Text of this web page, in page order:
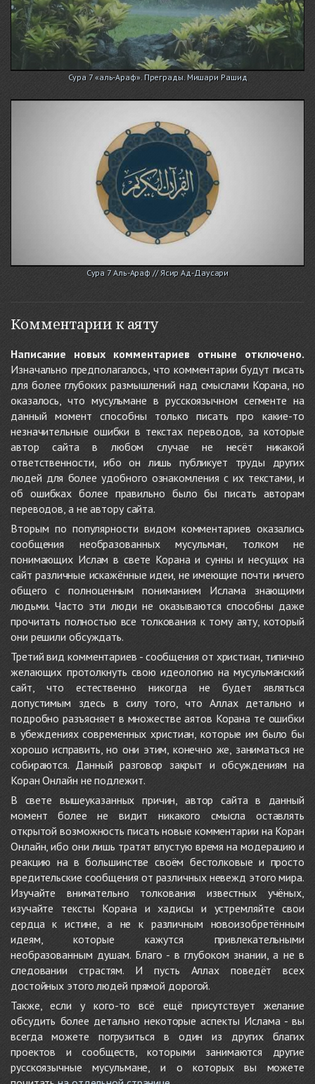
Сура 7 «аль-Араф». Преграды. Мишари Рашид
Сура 7 Аль-Араф // Ясир Ад-Даусари
Комментарии к аяту
Написание новых комментариев отныне отключено.
Изначально предполагалось, что комментарии будут писать
для более глубоких размышлений над смыслами Корана, но
оказалось, что мусульмане в русскоязычном сегменте на
данный момент способны только писать про какие-то
незначительные ошибки в текстах переводов, за которые
автор сайта в любом случае не несёт никакой
ответственности, ибо он лишь публикует труды других
людей для более удобного ознакомления с их текстами, и
об ошибках более правильно было бы писать авторам
переводов, а не автору сайта.
Вторым по популярности видом комментариев оказались
сообщения необразованных мусульман, толком не
понимающих Ислам в свете Корана и сунны и несущих на
сайт различные искажённые идеи, не имеющие почти ничего
общего с полноценным пониманием Ислама знающими
людьми. Часто эти люди не оказываются способны даже
прочитать полностью все толкования к тому аяту, который
они решили обсуждать.
Третий вид комментариев - сообщения от христиан, типично
желающих протолкнуть свою идеологию на мусульманский
сайт, что естественно никогда не будет являться
допустимым здесь в силу того, что Аллах детально и
подробно разъясняет в множестве аятов Корана те ошибки
в убеждениях современных христиан, которые им было бы
хорошо исправить, но они этим, конечно же, заниматься не
собираются. Данный разговор закрыт и обсуждениям на
Коран Онлайн не подлежит.
В свете вышеуказанных причин, автор сайта в данный
момент более не видит никакого смысла оставлять
открытой возможность писать новые комментарии на Коран
Онлайн, ибо они лишь тратят впустую время на модерацию и
реакцию на в большинстве своём бестолковые и просто
вредительские сообщения от различных невежд этого мира.
Изучайте внимательно толкования известных учёных,
изучайте тексты Корана и хадисы и устремляйте свои
сердца к истине, а не к различным новоизобретённым
идеям, которые кажутся привлекательными
необразованным душам. Благо - в глубоком знании, а не в
следовании страстям. И пусть Аллах поведёт всех
достойных этого людей прямой дорогой.
Также, если у кого-то всё ещё присутствует желание
обсудить более детально некоторые аспекты Ислама - вы
всегда можете погрузиться в один из других благих
проектов и сообществ, которыми занимаются другие
русскоязычные мусульмане, и о которых вы можете